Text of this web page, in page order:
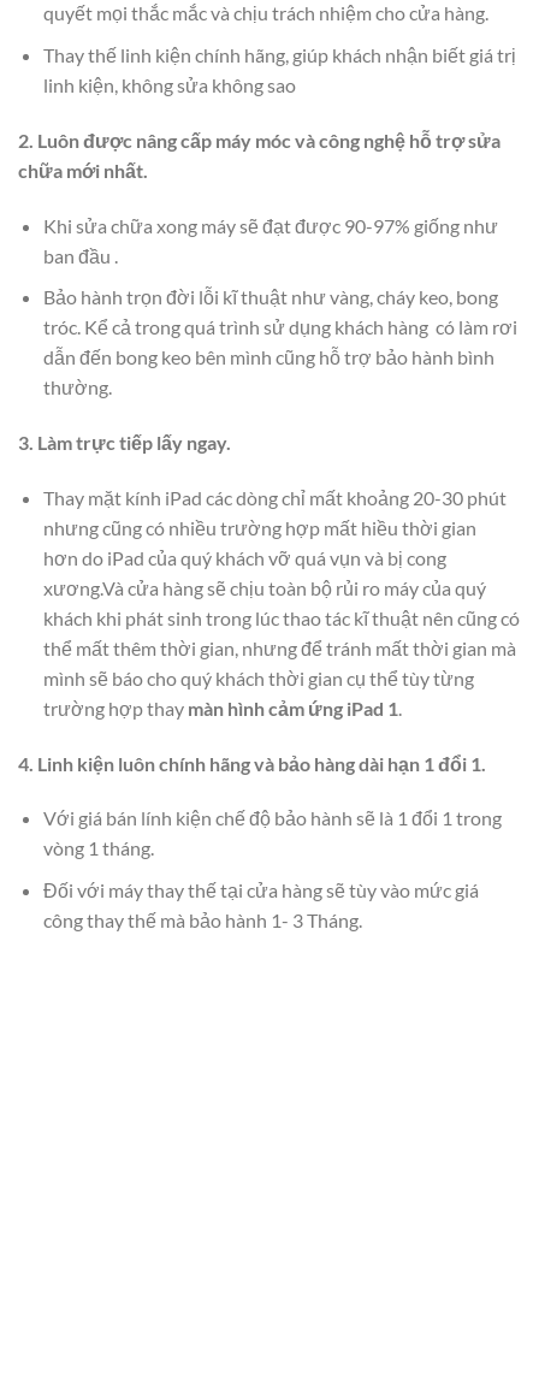
quyết mọi thắc mắc và chịu trách nhiệm cho cửa hàng.
Thay thế linh kiện chính hãng, giúp khách nhận biết giá trị
linh kiện, không sửa không sao
2. Luôn được nâng cấp máy móc và công nghệ hỗ trợ sửa
chữa mới nhất.
Khi sửa chữa xong máy sẽ đạt được 90-97% giống như
ban đầu .
Bảo hành trọn đời lỗi kĩ thuật như vàng, cháy keo, bong
tróc. Kể cả trong quá trình sử dụng khách hàng có làm rơi
dẫn đến bong keo bên mình cũng hỗ trợ bảo hành bình
thường.
3. Làm trực tiếp lấy ngay.
Thay mặt kính iPad các dòng chỉ mất khoảng 20-30 phút
nhưng cũng có nhiều trường hợp mất hiều thời gian
hơn do iPad của quý khách vỡ quá vụn và bị cong
xương.Và cửa hàng sẽ chịu toàn bộ rủi ro máy của quý
khách khi phát sinh trong lúc thao tác kĩ thuật nên cũng có
thể mất thêm thời gian, nhưng để tránh mất thời gian mà
mình sẽ báo cho quý khách thời gian cụ thể tùy từng
trường hợp thay màn hình cảm ứng iPad 1.
4. Linh kiện luôn chính hãng và bảo hàng dài hạn 1 đổi 1.
Với giá bán lính kiện chế độ bảo hành sẽ là 1 đổi 1 trong
vòng 1 tháng.
Đối với máy thay thế tại cửa hàng sẽ tùy vào mức giá
công thay thế mà bảo hành 1- 3 Tháng.